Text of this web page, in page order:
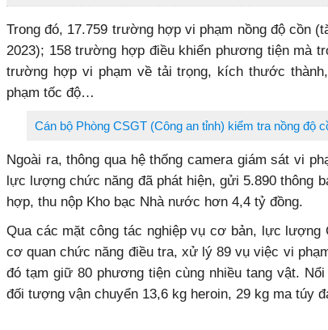
Trong đó, 17.759 trường hợp vi phạm nồng độ cồn
2023); 158 trường hợp điều khiển phương tiện mà
trường hợp vi phạm về tải trọng, kích thước
phạm tốc độ…
Cán bộ Phòng CSGT (Công an tỉnh) kiểm tra nồng độ
Ngoài ra, thông qua hệ thống camera giám sát vi
lực lượng chức năng đã phát hiện, gửi 5.890 thông
hợp, thu nộp Kho bạc Nhà nước hơn 4,4 tỷ đồng.
Qua các mặt công tác nghiệp vụ cơ bản, lực lượng
cơ quan chức năng điều tra, xử lý 89 vụ việc vi
đó tạm giữ 80 phương tiện cùng nhiều tang vật.
đối tượng vận chuyển 13,6 kg heroin, 29 kg ma túy